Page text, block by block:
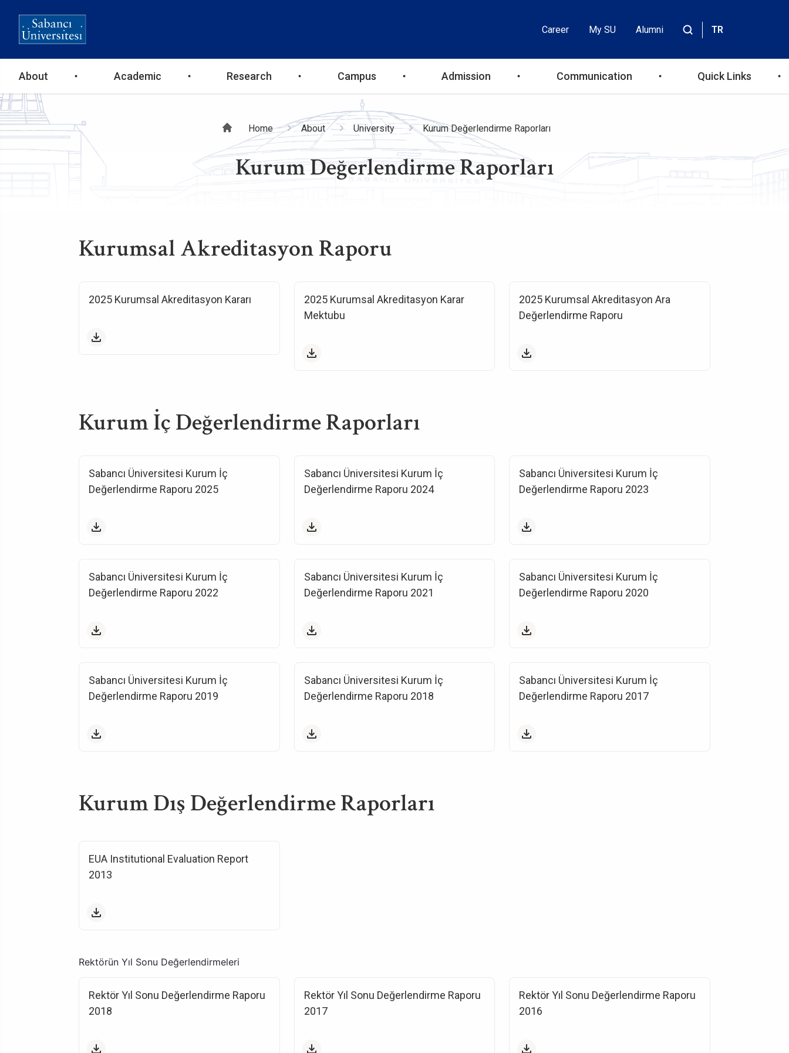
Header
Top
Career My SU
Alumni
TR
Ana
gezinti
menüsü
About Academic Research Campus Admission Communication Quick Links
Breadcrumb
Home About University Kurum Değerlendirme Raporları
Kurum Değerlendirme Raporları
Kurumsal Akreditasyon Raporu
2025 Kurumsal Akreditasyon Kararı
2025 Kurumsal Akreditasyon Karar
Mektubu
2025 Kurumsal Akreditasyon Ara
Değerlendirme Raporu
Kurum İç Değerlendirme Raporları
Sabancı Üniversitesi Kurum İç
Değerlendirme Raporu 2025
Sabancı Üniversitesi Kurum İç
Değerlendirme Raporu 2024
Sabancı Üniversitesi Kurum İç
Değerlendirme Raporu 2023
Sabancı Üniversitesi Kurum İç
Değerlendirme Raporu 2022
Sabancı Üniversitesi Kurum İç
Değerlendirme Raporu 2021
Sabancı Üniversitesi Kurum İç
Değerlendirme Raporu 2020
Sabancı Üniversitesi Kurum İç
Değerlendirme Raporu 2019
Sabancı Üniversitesi Kurum İç
Değerlendirme Raporu 2018
Sabancı Üniversitesi Kurum İç
Değerlendirme Raporu 2017
Kurum Dış Değerlendirme Raporları
EUA Institutional Evaluation Report
2013
Rektörün Yıl Sonu Değerlendirmeleri
Rektör Yıl Sonu Değerlendirme Raporu
2018
Rektör Yıl Sonu Değerlendirme Raporu
2017
Rektör Yıl Sonu Değerlendirme Raporu
2016